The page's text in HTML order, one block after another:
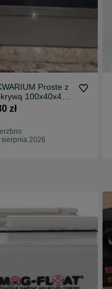
Proste z
100x40x40 -
zł
2026